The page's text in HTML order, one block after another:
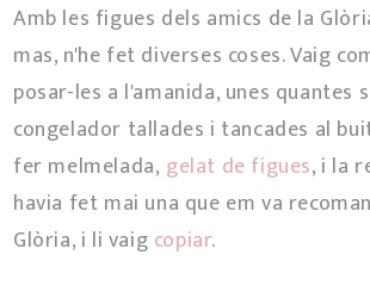
Amb les figues dels amics de la
mas, n'he fet diverses coses. Vaig
posar-les a l'amanida, unes quantes
congelador tallades i tancades al
fer melmelada, gelat de figues, i la
havia fet mai una que em va
Glòria, i li vaig copiar.